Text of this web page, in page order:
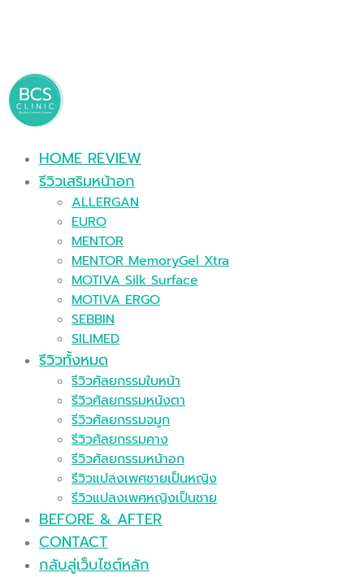
HOME REVIEW
รีวิวเสริมหน้าอก
ALLERGAN
EURO
MENTOR
MENTOR MemoryGel Xtra
MOTIVA Silk Surface
MOTIVA ERGO
SEBBIN
SILIMED
รีวิวทั้งหมด
รีวิวศัลยกรรมใบหน้า
รีวิวศัลยกรรมหนังตา
รีวิวศัลยกรรมจมูก
รีวิวศัลยกรรมคาง
รีวิวศัลยกรรมหน้าอก
รีวิวแปลงเพศชายเป็นหญิง
รีวิวแปลงเพศหญิงเป็นชาย
BEFORE & AFTER
CONTACT
กลับสู่เว็บไซต์หลัก